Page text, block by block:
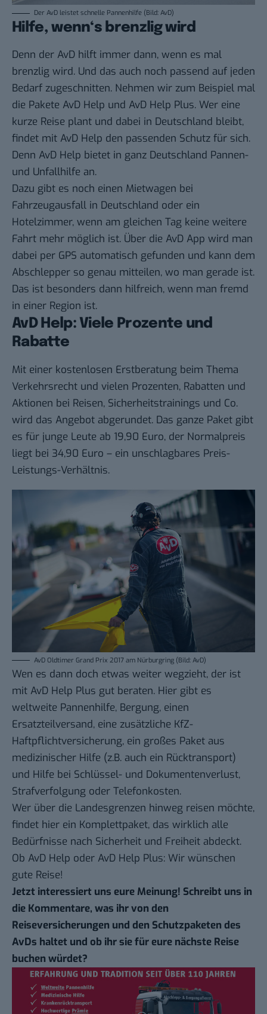
Der AvD leistet schnelle Pannenhilfe (Bild: AvD)
Hilfe, wenn‘s brenzlig wird
Denn der AvD hilft immer dann, wenn es mal
brenzlig wird. Und das auch noch passend auf jeden
Bedarf zugeschnitten. Nehmen wir zum Beispiel mal
die Pakete AvD Help und AvD Help Plus. Wer eine
kurze Reise plant und dabei in Deutschland bleibt,
findet mit AvD Help den passenden Schutz für sich.
Denn AvD Help bietet in ganz Deutschland Pannen-
und Unfallhilfe an.
Dazu gibt es noch einen Mietwagen bei
Fahrzeugausfall in Deutschland oder ein
Hotelzimmer, wenn am gleichen Tag keine weitere
Fahrt mehr möglich ist. Über die AvD App wird man
dabei per GPS automatisch gefunden und kann dem
Abschlepper so genau mitteilen, wo man gerade ist.
Das ist besonders dann hilfreich, wenn man fremd
in einer Region ist.
AvD Help: Viele Prozente und
Rabatte
Mit einer kostenlosen Erstberatung beim Thema
Verkehrsrecht und vielen Prozenten, Rabatten und
Aktionen bei Reisen, Sicherheitstrainings und Co.
wird das Angebot abgerundet. Das ganze Paket gibt
es für junge Leute ab 19,90 Euro, der Normalpreis
liegt bei 34,90 Euro – ein unschlagbares Preis-
Leistungs-Verhältnis.
AvD Oldtimer Grand Prix 2017 am Nürburgring (Bild: AvD)
Wen es dann doch etwas weiter wegzieht, der ist
mit AvD Help Plus gut beraten. Hier gibt es
weltweite Pannenhilfe, Bergung, einen
Ersatzteilversand, eine zusätzliche KfZ-
Haftpflichtversicherung, ein großes Paket aus
medizinischer Hilfe (z.B. auch ein Rücktransport)
und Hilfe bei Schlüssel- und Dokumentenverlust,
Strafverfolgung oder Telefonkosten.
Wer über die Landesgrenzen hinweg reisen möchte,
findet hier ein Komplettpaket, das wirklich alle
Bedürfnisse nach Sicherheit und Freiheit abdeckt.
Ob AvD Help oder AvD Help Plus: Wir wünschen
gute Reise!
Jetzt interessiert uns eure Meinung! Schreibt uns in
die Kommentare, was ihr von den
Reiseversicherungen und den Schutzpaketen des
AvDs haltet und ob ihr sie für eure nächste Reise
buchen würdet?